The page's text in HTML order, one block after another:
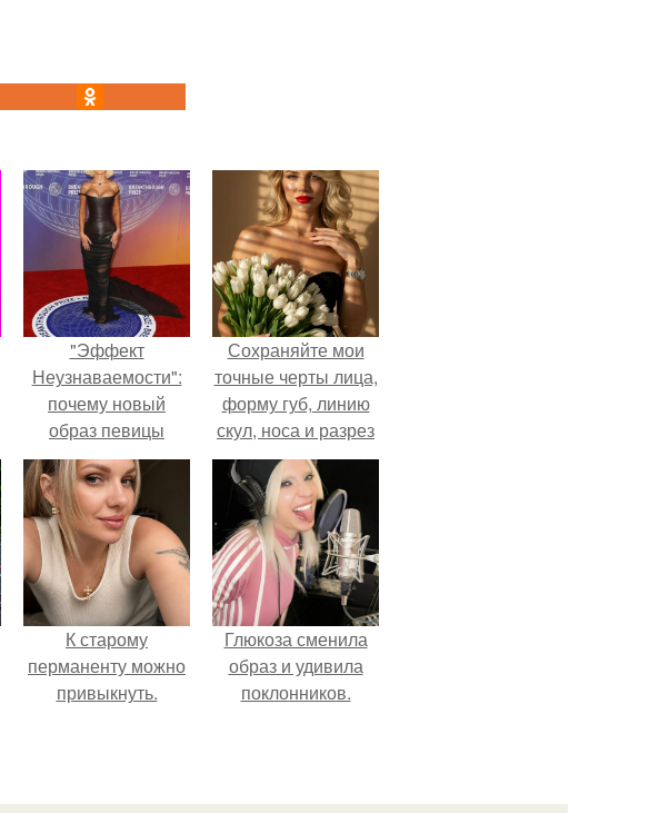
"Эффект
Неузнаваемости":
почему новый
образ певицы
вызвал споры о
гранях
возможного?
Сохраняйте мои
точные черты лица,
форму губ, линию
скул, носа и разрез
глаз.
К старому
перманенту можно
привыкнуть.
Глюкоза сменила
образ и удивила
поклонников.